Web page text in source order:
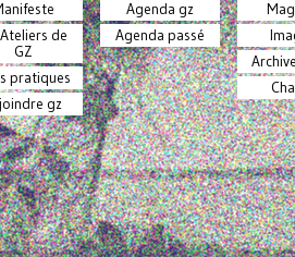
de
GZ
pratiques
gz
Agenda gz
Agenda passé